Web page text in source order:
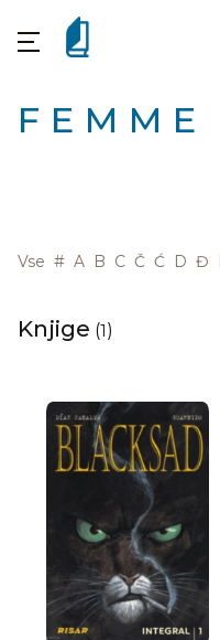
Vse # A B C Č Ć D Đ
Knjige (1)